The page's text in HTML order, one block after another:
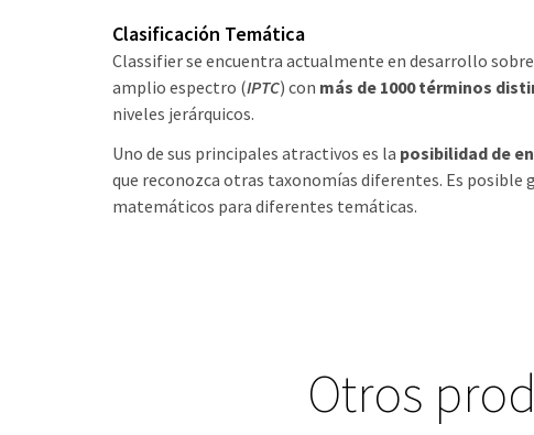
Clasificación Temática
Classifier se encuentra actualmente en desarrollo
amplio espectro (IPTC) con más de 1000 términos
niveles jerárquicos.
Uno de sus principales atractivos es la posibilidad de
que reconozca otras taxonomías diferentes. Es posible
matemáticos para diferentes temáticas.
Otros